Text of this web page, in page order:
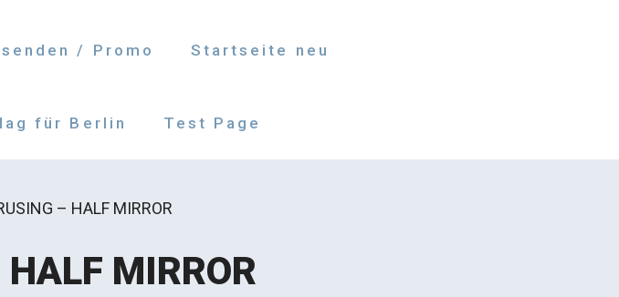
/ Promo Startseite neu
für Berlin Test Page
– HALF MIRROR
MIRROR